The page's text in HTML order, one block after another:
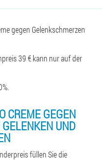
gegen Gelenkschmerzen
39 € kann nur auf der
CREME GEGEN
UND
füllen Sie die